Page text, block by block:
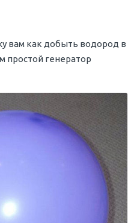
вам как добыть водород в
простой генератор